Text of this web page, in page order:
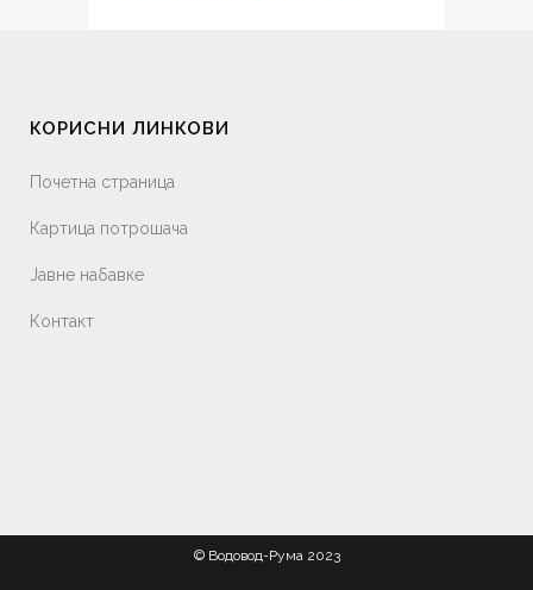
КОРИСНИ ЛИНКОВИ
Почетна страница
Картица потрошача
Јавне набавке
Контакт
© Водовод-Рума 2023